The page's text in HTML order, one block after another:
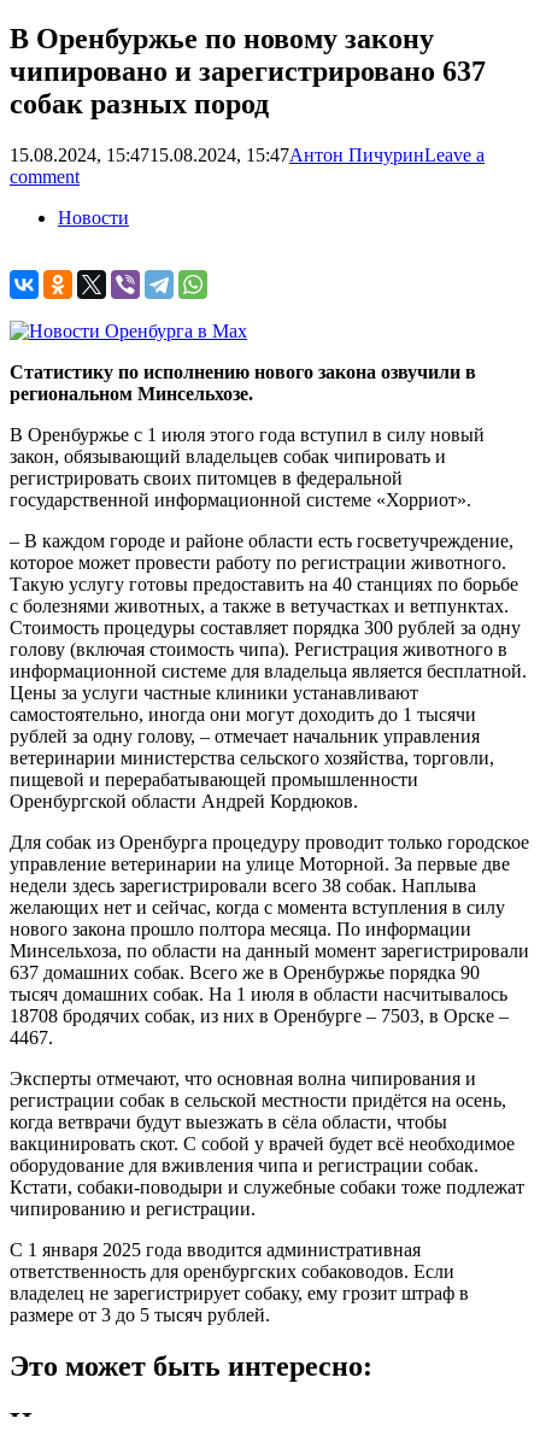
В Оренбуржье по новому закону
чипировано и зарегистрировано 637
собак разных пород
15.08.2024, 15:4715.08.2024, 15:47Антон ПичуринLeave a
comment
Новости
Статистику по исполнению нового закона озвучили в
региональном Минсельхозе.
В Оренбуржье с 1 июля этого года вступил в силу новый
закон, обязывающий владельцев собак чипировать и
регистрировать своих питомцев в федеральной
государственной информационной системе «Хорриот».
– В каждом городе и районе области есть госветучреждение,
которое может провести работу по регистрации животного.
Такую услугу готовы предоставить на 40 станциях по борьбе
с болезнями животных, а также в ветучастках и ветпунктах.
Стоимость процедуры составляет порядка 300 рублей за одну
голову (включая стоимость чипа). Регистрация животного в
информационной системе для владельца является бесплатной.
Цены за услуги частные клиники устанавливают
самостоятельно, иногда они могут доходить до 1 тысячи
рублей за одну голову, – отмечает начальник управления
ветеринарии министерства сельского хозяйства, торговли,
пищевой и перерабатывающей промышленности
Оренбургской области Андрей Кордюков.
Для собак из Оренбурга процедуру проводит только городское
управление ветеринарии на улице Моторной. За первые две
недели здесь зарегистрировали всего 38 собак. Наплыва
желающих нет и сейчас, когда с момента вступления в силу
нового закона прошло полтора месяца. По информации
Минсельхоза, по области на данный момент зарегистрировали
637 домашних собак. Всего же в Оренбуржье порядка 90
тысяч домашних собак. На 1 июля в области насчитывалось
18708 бродячих собак, из них в Оренбурге – 7503, в Орске –
4467.
Эксперты отмечают, что основная волна чипирования и
регистрации собак в сельской местности придётся на осень,
когда ветврачи будут выезжать в сёла области, чтобы
вакцинировать скот. С собой у врачей будет всё необходимое
оборудование для вживления чипа и регистрации собак.
Кстати, собаки-поводыри и служебные собаки тоже подлежат
чипированию и регистрации.
С 1 января 2025 года вводится административная
ответственность для оренбургских собаководов. Если
владелец не зарегистрирует собаку, ему грозит штраф в
размере от 3 до 5 тысяч рублей.
Это может быть интересно:
Навигация по записям